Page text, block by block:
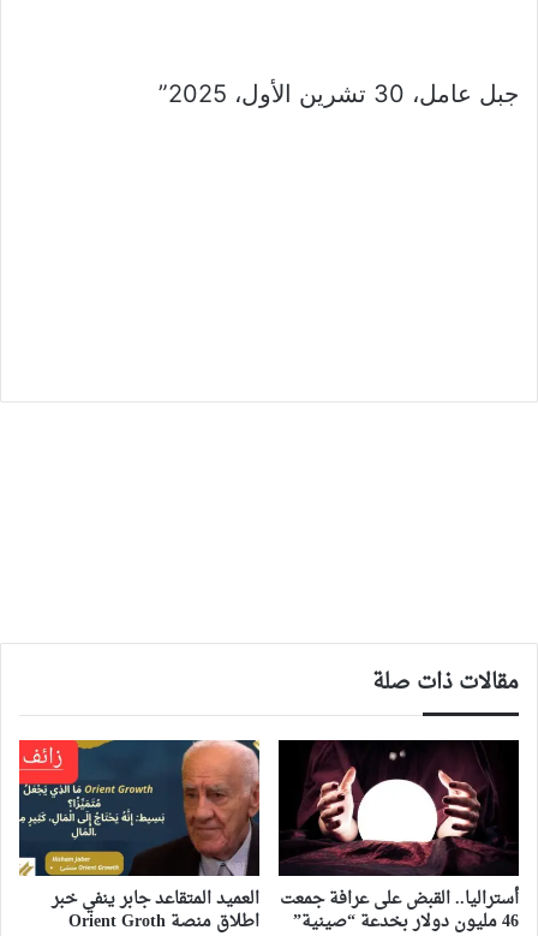
جبل عامل، ‏30‏ تشرين الأول‏، 2025”
مقالات ذات صلة
أستراليا.. القبض على عرافة جمعت
46 مليون دولار بخدعة “صينية”
العميد المتقاعد جابر ينفي خبر
اطلاق منصة Orient Groth